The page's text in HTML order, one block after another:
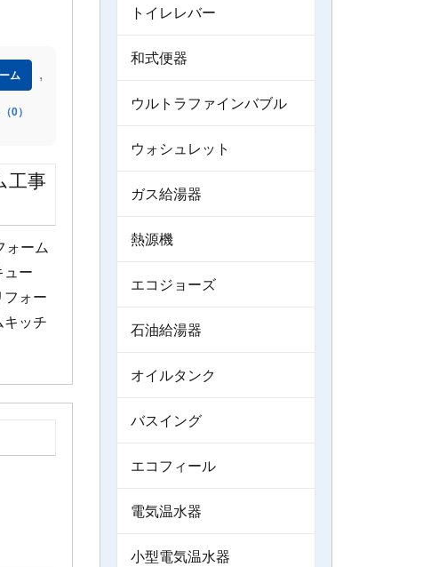
ム ,
0）
工事
ォーム
ー
ォー
ッチ
トイレレバー
和式便器
ウルトラファインバブル
ウォシュレット
ガス給湯器
熱源機
エコジョーズ
石油給湯器
オイルタンク
バスイング
エコフィール
電気温水器
小型電気温水器